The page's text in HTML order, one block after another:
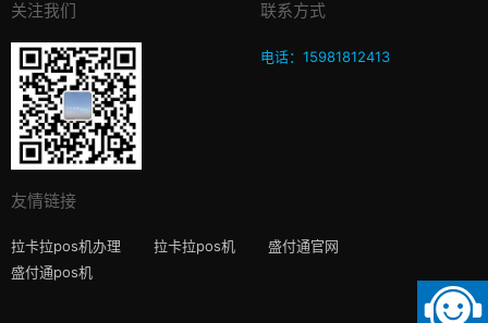
关注我们 联系方式
电话：15981812413
友情链接
拉卡拉pos机办理 拉卡拉pos机
盛付通官网
盛付通pos机